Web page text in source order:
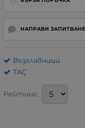
НАПРАВИ ЗАПИТВАНЕ
Възглавници
TAÇ
Рейтинг: